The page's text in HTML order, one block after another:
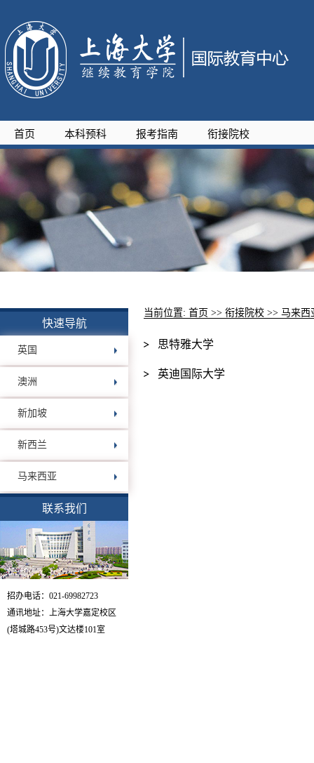
首页 本科预科 报考指南 衔接院校
快速导航
英国
澳洲
新加坡
新西兰
马来西亚
联系我们
招办电话：021-69982723
通讯地址：上海大学嘉定校区
(塔城路453号)文达楼101室
当前位置: 首页 >> 衔接院校 >> 马来西
思特雅大学
英迪国际大学